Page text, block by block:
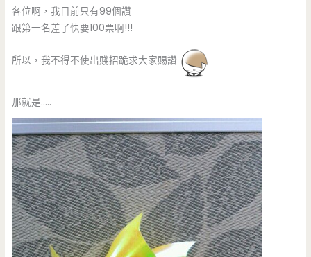
各位啊，我目前只有99個讚
跟第一名差了快要100票啊!!!
所以，我不得不使出賤招跪求大家賜讚
那就是…..